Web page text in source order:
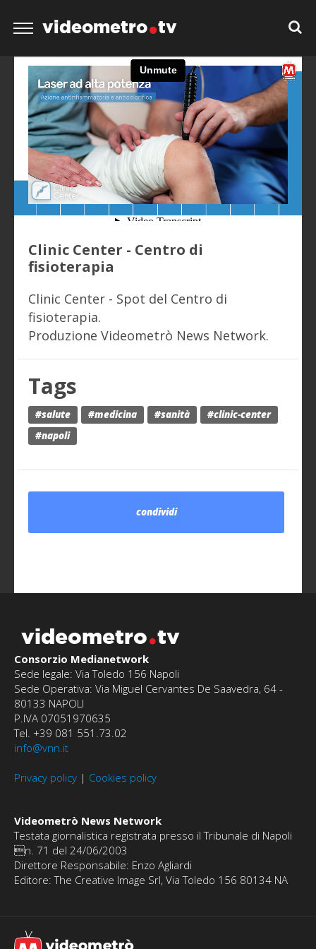
videometro tv
Clinic Center - Centro di
fisioterapia
Clinic Center - Spot del Centro di
fisioterapia.
Produzione Videometrò News Network.
Tags
#salute #medicina #sanità
#clinic-center
#napoli
condividi
videometro tv
Consorzio Medianetwork
Sede legale: Via Toledo 156 Napoli
Sede Operativa: Via Miguel Cervantes De Saavedra, 64 -
80133 NAPOLI
P.IVA 07051970635
Tel. +39 081 551.73.02
info@vnn.it
Privacy policy | Cookies policy
Videometrò News Network
Testata giornalistica registrata presso il Tribunale di Napoli
n. 71 del 24/06/2003
Direttore Responsabile: Enzo Agliardi
Editore: The Creative Image Srl, Via Toledo 156 80134 NA